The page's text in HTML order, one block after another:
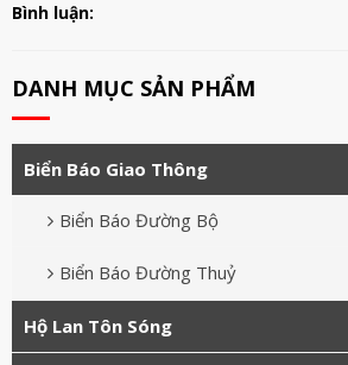
Bình luận:
DANH MỤC SẢN PHẨM
Biển Báo Giao Thông
Biển Báo Đường Bộ
Biển Báo Đường Thuỷ
Hộ Lan Tôn Sóng